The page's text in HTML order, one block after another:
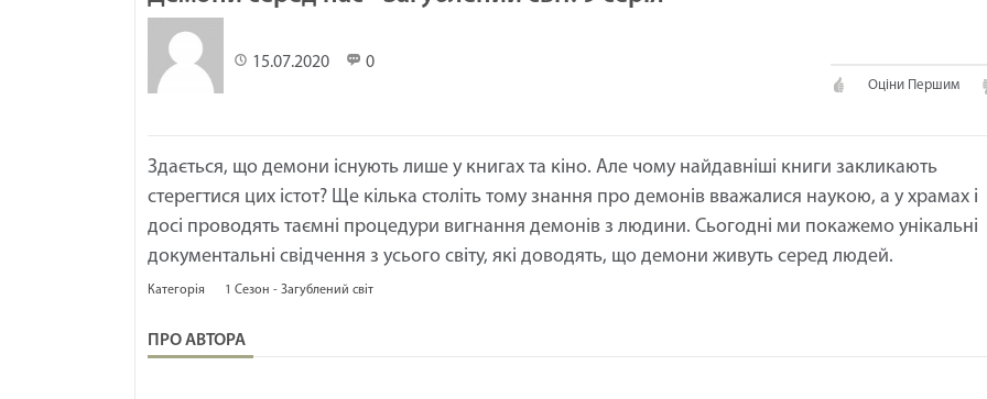
15.07.2020 0
Оціни Першим
Здається, що демони існують лише у книгах та кіно. Але чому найдавніші книги закликають
стерегтися цих істот? Ще кілька століть тому знання про демонів вважалися наукою, а у храмах і
досі проводять таємні процедури вигнання демонів з людини. Сьогодні ми покажемо унікальні
документальні свідчення з усього світу, які доводять, що демони живуть серед людей.
Категорія 1 Сезон - Загублений світ
ПРО АВТОРА